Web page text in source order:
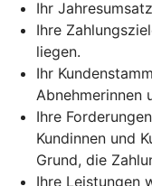
Ihr
Ihre
liegen.
Ihr
Abnehmerinnen
Ihre
Kundinnen und
Grund, die
Ihre Leistungen